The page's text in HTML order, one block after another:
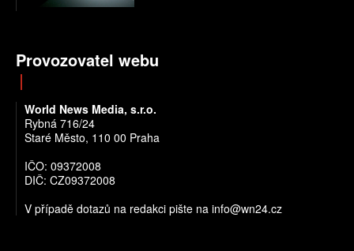
Provozovatel webu
World News Media, s.r.o.
Rybná 716/24
Staré Město, 110 00 Praha
IČO: 09372008
DIČ: CZ09372008
V případě dotazů na redakci pište na info@wn24.cz